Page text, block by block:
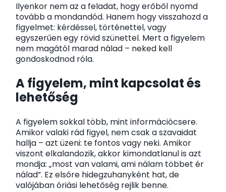
Ilyenkor nem az a feladat, hogy erőből nyomd
tovább a mondandód. Hanem hogy visszahozd a
figyelmet: kérdéssel, történettel, vagy
egyszerűen egy rövid szünettel. Mert a figyelem
nem magától marad nálad – neked kell
gondoskodnod róla.
A figyelem, mint kapcsolat és
lehetőség
A figyelem sokkal több, mint információcsere.
Amikor valaki rád figyel, nem csak a szavaidat
hallja – azt üzeni: te fontos vagy neki. Amikor
viszont elkalandozik, akkor kimondatlanul is azt
mondja: „most van valami, ami nálam többet ér
nálad”. Ez elsőre hidegzuhanyként hat, de
valójában óriási lehetőség rejlik benne.